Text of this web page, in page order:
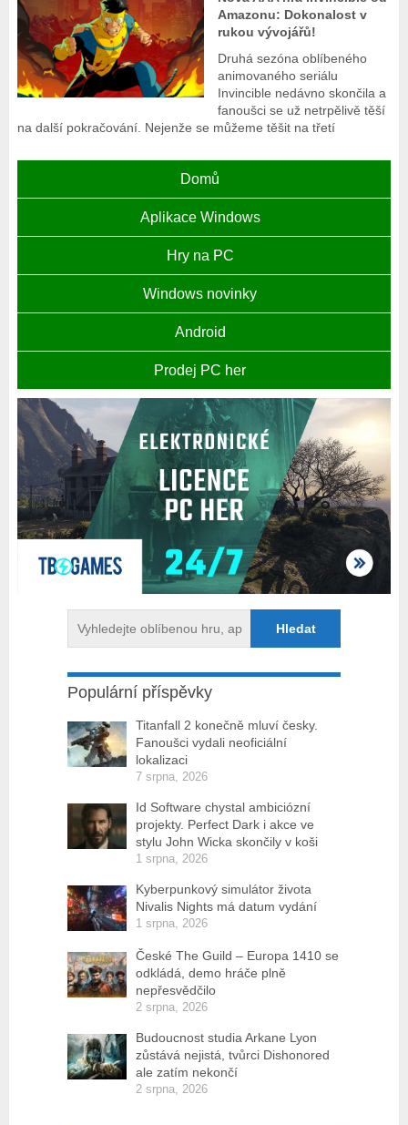
Amazonu: Dokonalost v
rukou vývojářů!
Druhá sezóna oblíbeného
animovaného seriálu
Invincible nedávno skončila a
fanoušci se už netrpělivě těší
na další pokračování. Nejenže se můžeme těšit na třetí
Domů
Aplikace Windows
Hry na PC
Windows novinky
Android
Prodej PC her
Populární příspěvky
Titanfall 2 konečně mluví česky.
Fanoušci vydali neoficiální
lokalizaci
7 srpna, 2026
Id Software chystal ambiciózní
projekty. Perfect Dark i akce ve
stylu John Wicka skončily v koši
1 srpna, 2026
Kyberpunkový simulátor života
Nivalis Nights má datum vydání
1 srpna, 2026
České The Guild – Europa 1410 se
odkládá, demo hráče plně
nepřesvědčilo
2 srpna, 2026
Budoucnost studia Arkane Lyon
zůstává nejistá, tvůrci Dishonored
ale zatím nekončí
2 srpna, 2026